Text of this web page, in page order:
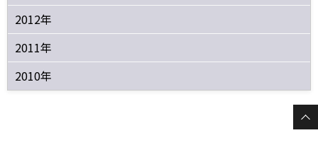
2012年
2011年
2010年